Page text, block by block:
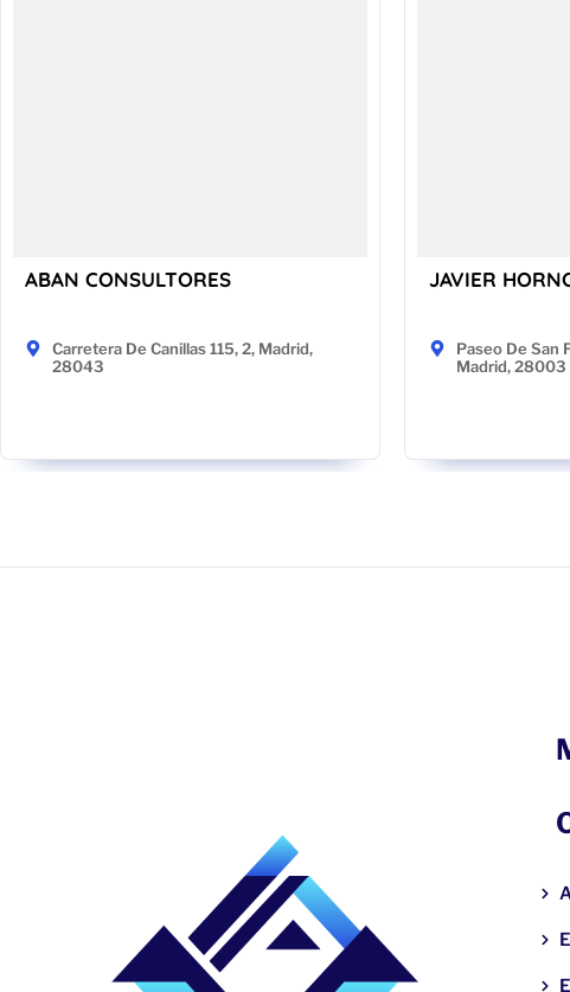
ABAN CONSULTORES
Carretera De Canillas 115, 2, Madrid,
28043
JAVIER
Paseo De San
Madrid, 28003